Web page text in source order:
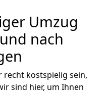
Umzug
nach
kostspielig sein,
sind hier, um Ihnen